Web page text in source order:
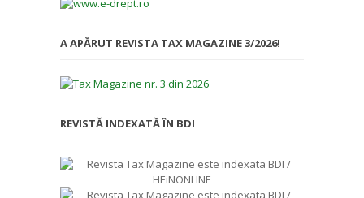
A APĂRUT REVISTA TAX MAGAZINE 3/2026!
REVISTĂ INDEXATĂ ÎN BDI